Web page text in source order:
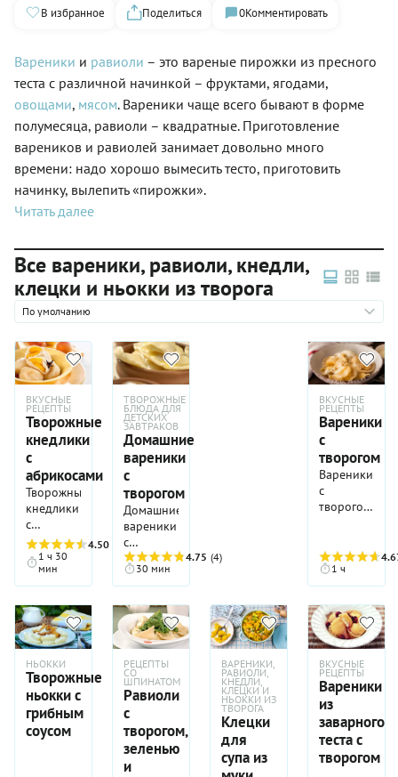
В избранное Поделиться 0Комментировать
Вареники и равиоли – это вареные пирожки из пресного
теста с различной начинкой – фруктами, ягодами,
овощами, мясом. Вареники чаще всего бывают в форме
полумесяца, равиоли – квадратные. Приготовление
вареников и равиолей занимает довольно много
времени: надо хорошо вымесить тесто, приготовить
начинку, вылепить «пирожки».
Читать далее
Все вареники, равиоли, кнедли,
клецки и ньокки из творога
По умолчанию
ВКУСНЫЕ
РЕЦЕПТЫ
Творожные
кнедлики
с
абрикосами
Творожные
кнедлики
с
абрикосами —
блюдо,
очень
популярное
в странах
Центральной
Европы:
Австрии,
Чехии и
Словакии.
Особенно
любят его
дети,
4.50
(4)
1 ч 30
мин
ТВОРОЖНЫЕ
БЛЮДА ДЛЯ
ДЕТСКИХ
ЗАВТРАКОВ
Домашние
вареники
с
творогом
Домашние
вареники
с
творогом,
пожалуй,
самый
популярный
вариант
этого
блюда.
Что вовсе
не
удивительно:
готовятся
они
легко, из
4.75 (4)
30 мин
ВКУСНЫЕ
РЕЦЕПТЫ
Вареники
с
творогом
Вареники
с
творогом…
давно и
упорно
борются
за
первенство
в
изобретении
этого
рецепта.
Однако
деле
появлением
вареников
1 ч
НЬОККИ
Творожные
ньокки с
грибным
соусом
РЕЦЕПТЫ
СО
ШПИНАТОМ
Равиоли
с
творогом,
зеленью
и
ВАРЕНИКИ,
РАВИОЛИ,
КНЕДЛИ,
КЛЕЦКИ И
НЬОККИ ИЗ
ТВОРОГА
Клецки
для
супа из
ВКУСНЫЕ
РЕЦЕПТЫ
Вареники
из
заварного
теста с
творогом